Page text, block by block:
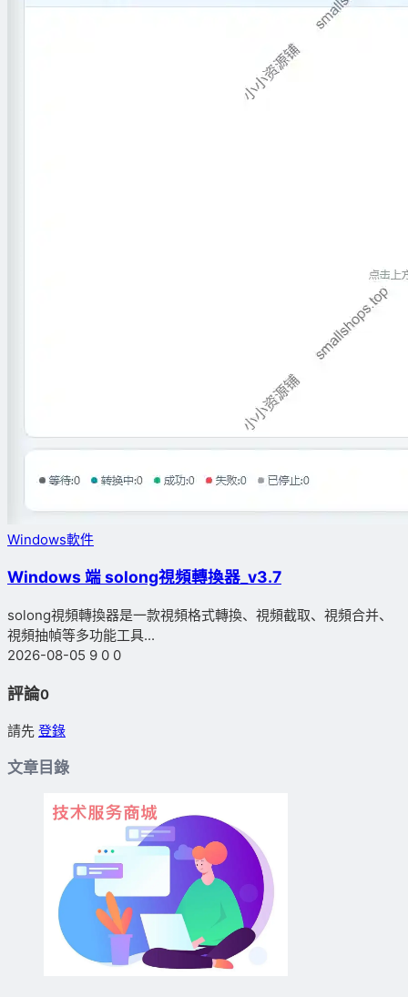
Windows軟件
Windows 端 solong視頻轉換器_v3.7
solong視頻轉換器是一款視頻格式轉換、視頻截取、視頻合并、
視頻抽幀等多功能工具...
2026-08-05 9 0 0
評論0
請先 登錄
文章目錄